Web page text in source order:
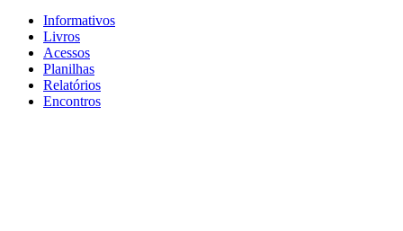
Informativos
Livros
Acessos
Planilhas
Relatórios
Encontros